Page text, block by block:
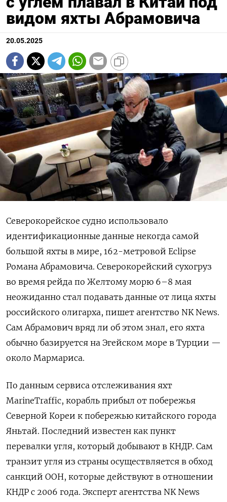
видом яхты Абрамовича
20.05.2025
Северокорейское судно использовало
идентификационные данные некогда самой
большой яхты в мире, 162-метровой Eclipse
Романа Абрамовича. Северокорейский сухогруз
во время рейда по Желтому морю 6–8 мая
неожиданно стал подавать данные от лица яхты
российского олигарха, пишет агентство NK News.
Сам Абрамович вряд ли об этом знал, его яхта
обычно базируется на Эгейском море в Турции —
около Мармариса.
По данным сервиса отслеживания яхт
MarineTraffic, корабль прибыл от побережья
Северной Кореи к побережью китайского города
Яньтай. Последний известен как пункт
перевалки угля, который добывают в КНДР. Сам
транзит угля из страны осуществляется в обход
санкций ООН, которые действуют в отношении
КНДР с 2006 года. Эксперт агентства NK News